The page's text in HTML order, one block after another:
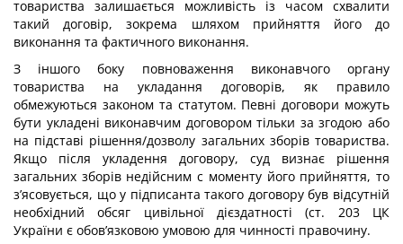
товариства залишається можливість із часом схвалити
такий договір, зокрема шляхом прийняття його до
виконання та фактичного виконання.
З іншого боку повноваження виконавчого органу
товариства на укладання договорів, як правило
обмежуються законом та статутом. Певні договори можуть
бути укладені виконавчим договором тільки за згодою або
на підставі рішення/дозволу загальних зборів товариства.
Якщо після укладення договору, суд визнає рішення
загальних зборів недійсним с моменту його прийняття, то
з’ясовується, що у підписанта такого договору був відсутній
необхідний обсяг цивільної дієздатності (ст. 203 ЦК
України є обов’язковою умовою для чинності правочину.